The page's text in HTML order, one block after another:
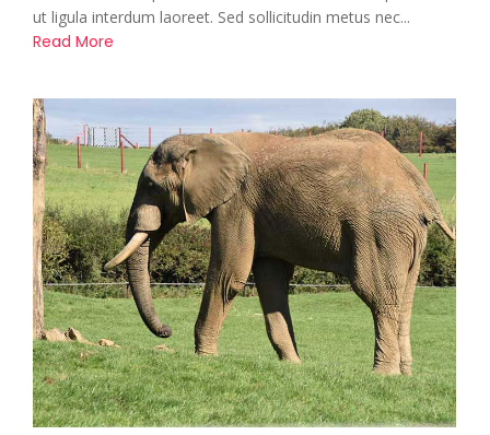
ut ligula interdum laoreet. Sed sollicitudin metus nec...
Read More